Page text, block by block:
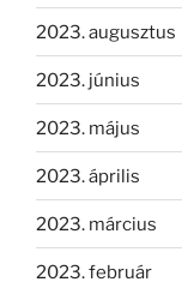
2023. augusztus
2023. június
2023. május
2023. április
2023. március
2023. február